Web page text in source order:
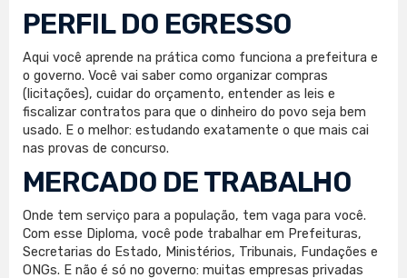
PERFIL DO EGRESSO
Aqui você aprende na prática como funciona a prefeitura e
o governo. Você vai saber como organizar compras
(licitações), cuidar do orçamento, entender as leis e
fiscalizar contratos para que o dinheiro do povo seja bem
usado. E o melhor: estudando exatamente o que mais cai
nas provas de concurso.
MERCADO DE TRABALHO
Onde tem serviço para a população, tem vaga para você.
Com esse Diploma, você pode trabalhar em Prefeituras,
Secretarias do Estado, Ministérios, Tribunais, Fundações e
ONGs. E não é só no governo: muitas empresas privadas